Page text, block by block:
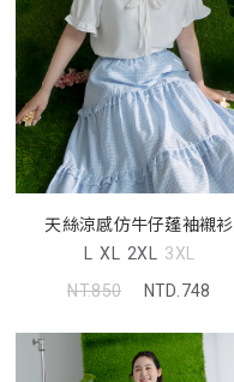
天絲涼感仿牛仔蓬袖襯衫
L XL 2XL 3XL
NT.850
NTD.748